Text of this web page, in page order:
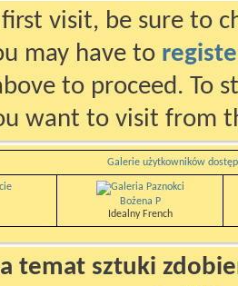
visit, be sure to
may have to
to proceed. To
want to visit from
Galerie użytkowników
Bożena P
Idealny French
temat sztuki